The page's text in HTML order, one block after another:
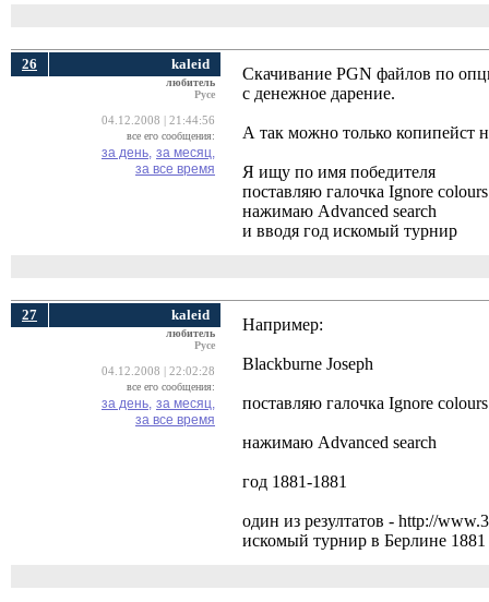
26 kaleid
любитель
Русе
04.12.2008 | 21:44:56
все его сообщения:
за день, за месяц,
за все время
Скачивание PGN файлов по
с денежное дарение.
А так можно только копипейст
Я ищу по имя победителя
поставляю галочка Ignore colours
нажимаю Advanced search
и вводя год искомый турнир
27 kaleid
любитель
Русе
04.12.2008 | 22:02:28
все его сообщения:
за день, за месяц,
за все время
Например:
Blackburne Joseph
поставляю галочка Ignore colours
нажимаю Advanced search
год 1881-1881
один из резултатов - http://
искомый турнир в Берлине 1881